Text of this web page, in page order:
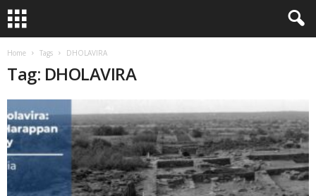
Home Tags DHOLAVIRA
Tag: DHOLAVIRA